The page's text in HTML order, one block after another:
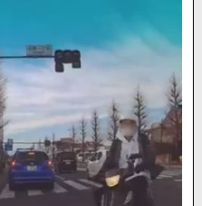
ス】
兵
庫
交
差
点
で
転
回